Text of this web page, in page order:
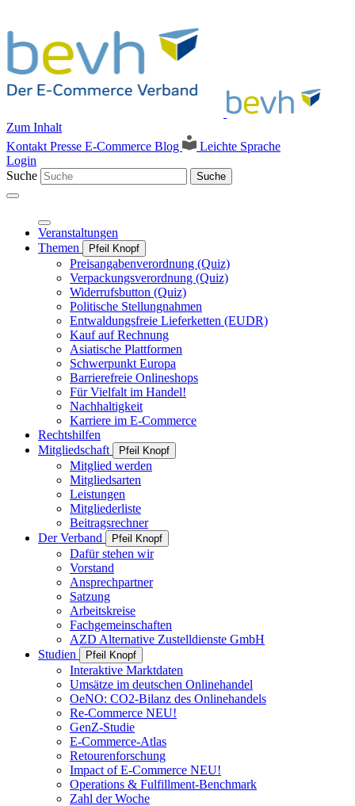
Zum Inhalt
Kontakt Presse E-Commerce Blog
Leichte Sprache
Login
Suche
Suche
Veranstaltungen
Themen
Pfeil Knopf
Preisangabenverordnung (Quiz)
Verpackungsverordnung (Quiz)
Widerrufsbutton (Quiz)
Politische Stellungnahmen
Entwaldungsfreie Lieferketten (EUDR)
Kauf auf Rechnung
Asiatische Plattformen
Schwerpunkt Europa
Barrierefreie Onlineshops
Für Vielfalt im Handel!
Nachhaltigkeit
Karriere im E-Commerce
Rechtshilfen
Mitgliedschaft
Pfeil Knopf
Mitglied werden
Mitgliedsarten
Leistungen
Mitgliederliste
Beitragsrechner
Der Verband
Pfeil Knopf
Dafür stehen wir
Vorstand
Ansprechpartner
Satzung
Arbeitskreise
Fachgemeinschaften
AZD Alternative Zustelldienste GmbH
Studien
Pfeil Knopf
Interaktive Marktdaten
Umsätze im deutschen Onlinehandel
OeNO: CO2-Bilanz des Onlinehandels
Re-Commerce NEU!
GenZ-Studie
E-Commerce-Atlas
Retourenforschung
Impact of E-Commerce NEU!
Operations & Fulfillment-Benchmark
Zahl der Woche